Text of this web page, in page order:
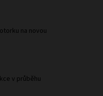
na novou
v průběhu